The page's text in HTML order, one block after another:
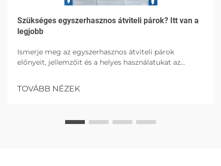
Szükséges egyszerhasznos átviteli párok? Itt van a
legjobb
Ismerje meg az egyszerhasznos átviteli párok
előnyeit, jellemzőit és a helyes használatukat az
betegkényelmet és a fertőzések elleni védelmet
magas abszorpcióval rendelkező lehetőségekkel.
TOVÁBB NÉZEK